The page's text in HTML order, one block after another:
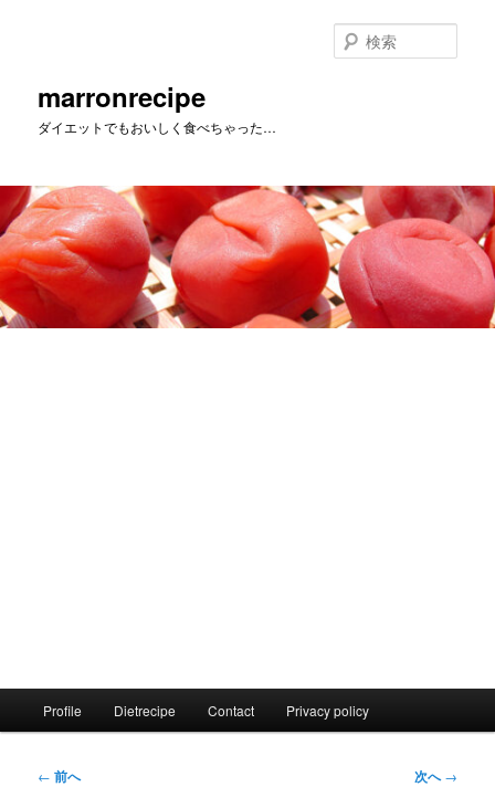
へ
移
動
marronrecipe
ダイエットでもおいしく食べちゃった…
索
Profile Dietrecipe Contact Privacy policy
投
← 前へ 次へ→